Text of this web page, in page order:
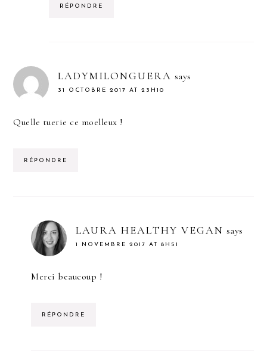
RÉPONDRE
LADYMILONGUERA says
31 OCTOBRE 2017 AT 23H10
Quelle tuerie ce moelleux !
RÉPONDRE
LAURA HEALTHY VEGAN says
1 NOVEMBRE 2017 AT 8H51
Merci beaucoup !
RÉPONDRE